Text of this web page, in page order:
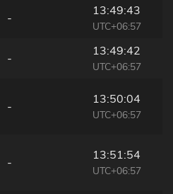
-
13:49:43
UTC+06:57
-
13:49:42
UTC+06:57
-
13:50:04
UTC+06:57
-
13:51:54
UTC+06:57